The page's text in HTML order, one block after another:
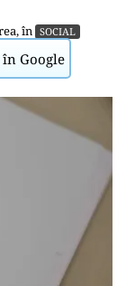
, în SOCIAL
Google